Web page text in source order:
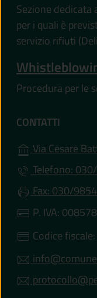
Sezione
per i quali è
servizio rifiuti
Procedura per le
CONTATTI
Via Cesare
Telefono:
Fax: 030/
P. IVA:
Codice